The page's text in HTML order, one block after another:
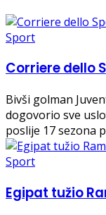
Sport
Corriere dello
Bivši golman
dogovorio sve
poslije 17 sezona
Sport
Egipat tužio